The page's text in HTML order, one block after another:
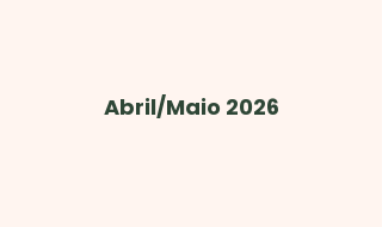
Abril/Maio 2026